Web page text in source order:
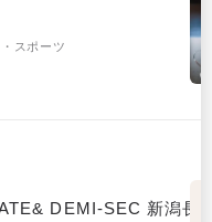
スポーツ
DEMI-SEC 新潟長